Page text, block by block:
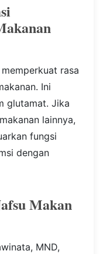
rasa
Ini
glutamat. Jika
lainnya,
fungsi
dengan
Makan
MND,